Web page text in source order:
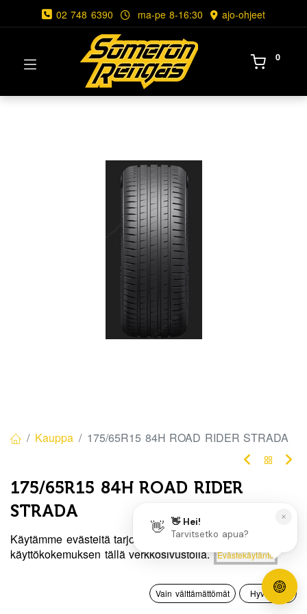
Hinta:
Lisää ostoskoriin
0
Toivelista Tili
02 748 6390 ma-pe 8-16:30 ajo-ohjeet
0
Kauppa 175/65R15 84H ROAD RIDER STRADA
175/65R15 84H ROAD RIDER
STRADA
EAN:8848116043861 Tuotekoodi:341831
62,50€ / kpl
Saatavilla
Käytämme evästeitä tarjotaksemme sinulle paremman
käyttökokemuksen tällä verkkosivustolla.
Evästekäytäntö
Vain välttämättömät Hyväksyn